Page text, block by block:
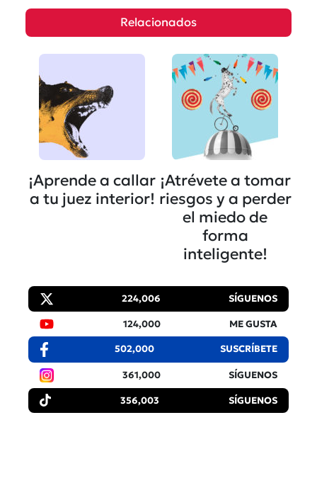
Relacionados
¡Aprende a callar
a tu juez interior!
¡Atrévete a tomar
riesgos y a perder
el miedo de
forma
inteligente!
224,006 SÍGUENOS
124,000 ME GUSTA
502,000 SUSCRÍBETE
361,000 SÍGUENOS
356,003 SÍGUENOS